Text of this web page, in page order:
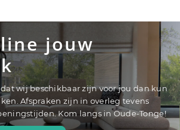
jouw
wij beschikbaar zijn voor jou dan kun
Afspraken zijn in overleg tevens
Kom langs in Oude-Tonge!